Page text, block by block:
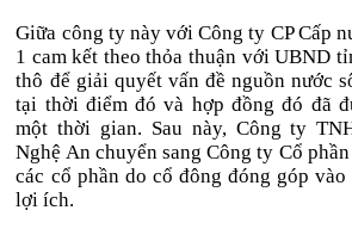
Giữa công ty này với Công ty CP Cấp
1 cam kết theo thỏa thuận với UBND
thô để giải quyết vấn đề nguồn nước
tại thời điểm đó và hợp đồng đó đã
một thời gian. Sau này, Công ty
Nghệ An chuyển sang Công ty Cổ
các cổ phần do cổ đông đóng góp
lợi ích.